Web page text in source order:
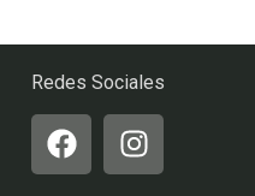
Redes Sociales